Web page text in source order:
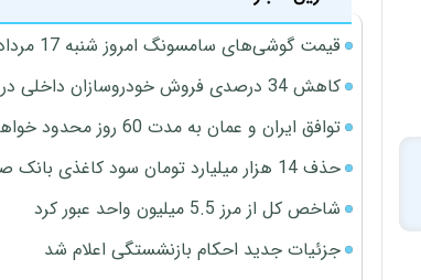
قیمت گوشی‌های سامسونگ امروز شنبه 17 مرداد 1405
کاهش 34 درصدی فروش خودروسازان داخلی در 4 ماه
توافق ایران و عمان به مدت 60 روز محدود خواهد بود
حذف 14 هزار میلیارد تومان سود کاغذی بانک صادرات
شاخص کل از مرز 5.5 میلیون واحد عبور کرد
جزئیات جدید احکام بازنشستگی اعلام شد